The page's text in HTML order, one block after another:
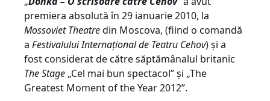
premiera absolută în 29 ianuarie 2010, la
Mossoviet Theatredin Moscova, (fiind o comandă
a Festivalului Internaţional de Teatru Cehov) şi a
fost considerat de către săptămânalul britanic
The Stage „Cel mai bun spectacol” şi „The
Greatest Moment of the Year 2012”.